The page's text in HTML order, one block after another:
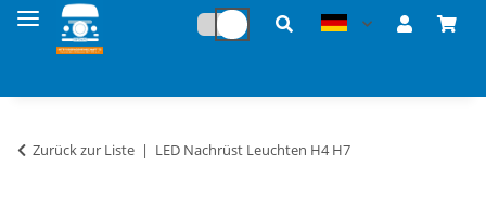
Zurück zur Liste LED Nachrüst Leuchten H4 H7